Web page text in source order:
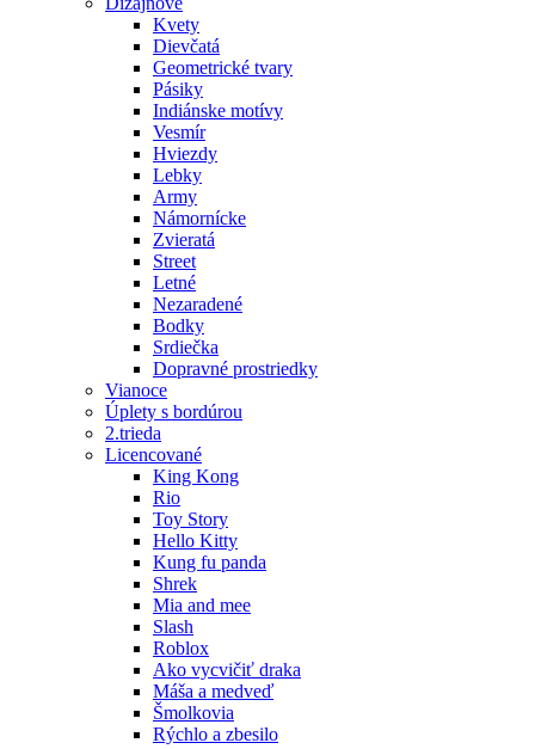
Kvety
Dievčatá
Geometrické tvary
Pásiky
Indiánske motívy
Vesmír
Hviezdy
Lebky
Army
Námornícke
Zvieratá
Street
Letné
Nezaradené
Bodky
Srdiečka
Dopravné prostriedky
Vianoce
Úplety s bordúrou
2.trieda
Licencované
King Kong
Rio
Toy Story
Hello Kitty
Kung fu panda
Shrek
Mia and mee
Slash
Roblox
Ako vycvičiť draka
Máša a medveď
Šmolkovia
Rýchlo a zbesilo